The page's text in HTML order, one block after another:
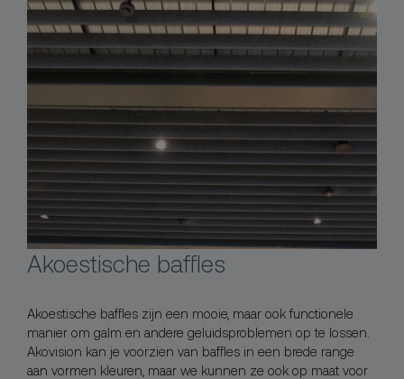
Akoestische baffles
Akoestische baffles zijn een mooie, maar ook functionele
manier om galm en andere geluidsproblemen op te lossen.
Akovision kan je voorzien van baffles in een brede range
aan vormen kleuren, maar we kunnen ze ook op maat voor